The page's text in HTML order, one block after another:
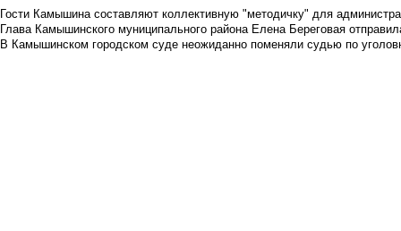
Гости Камышина составляют коллективную "методичку" для
Глава Камышинского муниципального района Елена Береговая
В Камышинском городском суде неожиданно поменяли судью по